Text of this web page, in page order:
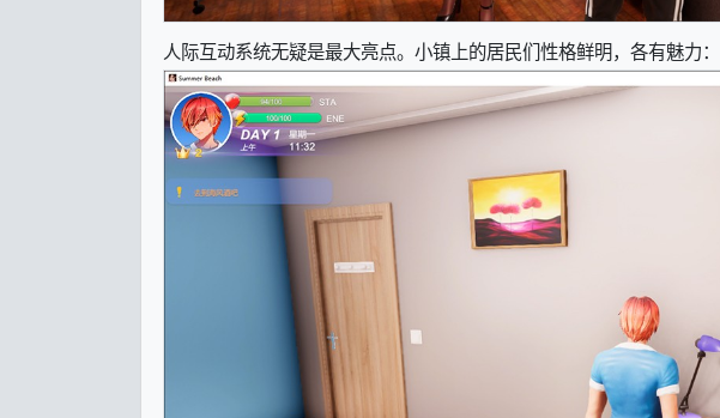
人际互动系统无疑是最大亮点。小镇上的居民们性格鲜明，各有魅力：